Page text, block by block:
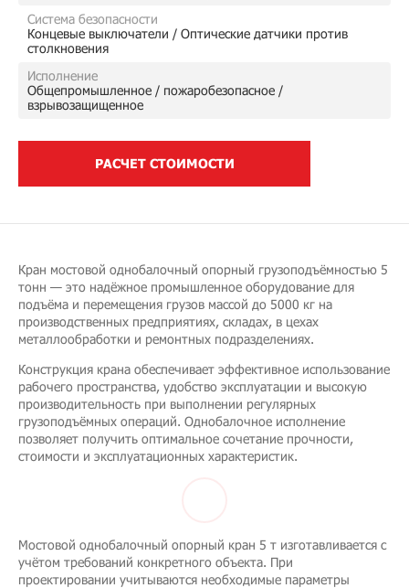
Система безопасности
Концевые выключатели / Оптические датчики против
столкновения
Исполнение
Общепромышленное / пожаробезопасное /
взрывозащищенное
РАСЧЕТ СТОИМОСТИ
Кран мостовой однобалочный опорный грузоподъёмностью 5
тонн — это надёжное промышленное оборудование для
подъёма и перемещения грузов массой до 5000 кг на
производственных предприятиях, складах, в цехах
металлообработки и ремонтных подразделениях.
Конструкция крана обеспечивает эффективное использование
рабочего пространства, удобство эксплуатации и высокую
производительность при выполнении регулярных
грузоподъёмных операций. Однобалочное исполнение
позволяет получить оптимальное сочетание прочности,
стоимости и эксплуатационных характеристик.
Мостовой однобалочный опорный кран 5 т изготавливается с
учётом требований конкретного объекта. При
проектировании учитываются необходимые параметры